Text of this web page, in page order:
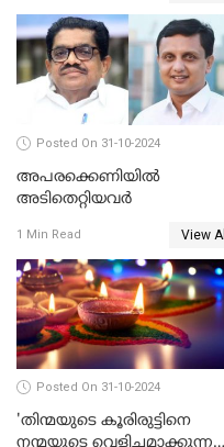
Posted On 31-10-2024
അപരക്കെണിയിൽ
അടിതെറ്റിയവർ
1 Min Read View All
Posted On 31-10-2024
'തിന്മയുടെ കൂരിരുട്ടിനെ